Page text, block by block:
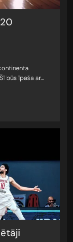
būs īpaša ar…